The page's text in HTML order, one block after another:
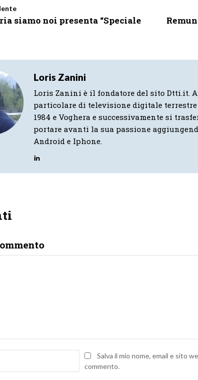
siamo noi presenta “Speciale
Loris Zanini
Loris Zanini è il fondatore del sito Dtti.it.
particolare di televisione digitale
1984 e Voghera e successivamente si
portare avanti la sua passione
Android e Iphone.
Nome:Salva il mio nome, email e sito
commento.